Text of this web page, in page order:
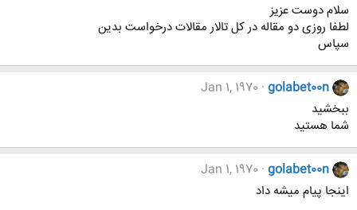
سلام دوست عزیز
لطفا روزی دو مقاله در کل تالار مقالات درخواست بدین
سپاس
golabet00n
Jan 1, 1970
ببخشید
شما هستید
golabet00n
Jan 1, 1970
اینجا پیام میشه داد